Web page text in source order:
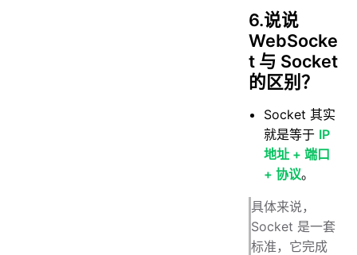
6.说说
WebSocke
t 与 Socket
的区别？
Socket 其实
就是等于 IP
地址 + 端口
+ 协议。
具体来说，
Socket 是一套
标准，它完成